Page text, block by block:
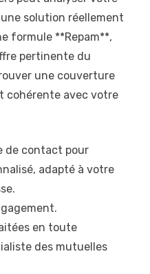
solution réellement
formule **Repam**,
pertinente du
une couverture
cohérente avec votre
de contact pour
adapté à votre
en toute
des mutuelles